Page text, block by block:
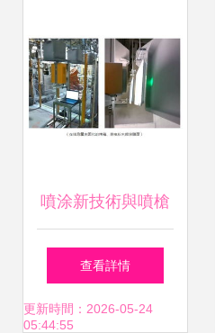
噴涂新技術與噴槍
優化 提升產品良率
的工藝突破
查看詳情
更新時間：2026-05-24
05:44:55